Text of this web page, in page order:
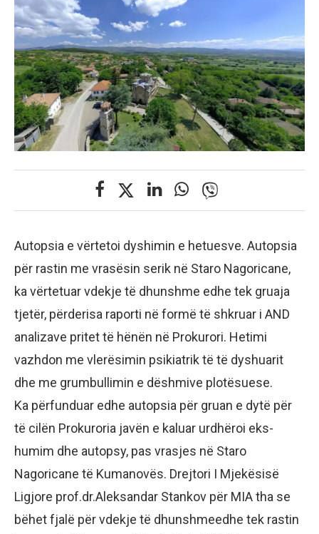
Autopsia e vërtetoi dyshimin e hetuesve. Autopsia
për rastin me vrasësin serik në Staro Nagoricane,
ka vërtetuar vdekje të dhunshme edhe tek gruaja
tjetër, përderisa raporti në formë të shkruar i AND
analizave pritet të hënën në Prokurori. Hetimi
vazhdon me vlerësimin psikiatrik të të dyshuarit
dhe me grumbullimin e dëshmive plotësuese.
Ka përfunduar edhe autopsia për gruan e dytë për
të cilën Prokuroria javën e kaluar urdhëroi eks-
humim dhe autopsy, pas vrasjes në Staro
Nagoricane të Kumanovës. Drejtori I Mjekësisë
Ligjore prof.dr.Aleksandar Stankov për MIA tha se
bëhet fjalë për vdekje të dhunshmeedhe tek rastin